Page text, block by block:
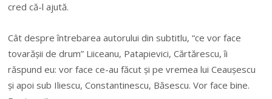
cred că-l ajută.
Cât despre întrebarea autorului din subtitlu, “ce vor face
tovarășii de drum” Liiceanu, Patapievici, Cărtărescu, îi
răspund eu: vor face ce-au făcut și pe vremea lui Ceaușescu
și apoi sub Iliescu, Constantinescu, Băsescu. Vor face bine.